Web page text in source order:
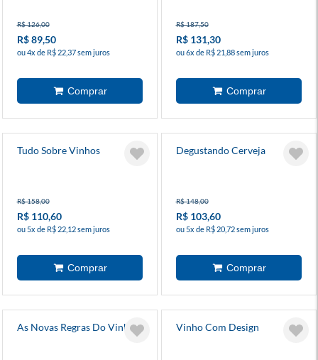
R$ 126,00
R$ 89,50
ou 4x de R$ 22,37 sem juros
R$ 187,50
R$ 131,30
ou 6x de R$ 21,88 sem juros
Tudo Sobre Vinhos
R$ 158,00
R$ 110,60
ou 5x de R$ 22,12 sem juros
Degustando Cerveja
R$ 148,00
R$ 103,60
ou 5x de R$ 20,72 sem juros
As Novas Regras Do Vinho Vinho Com Design